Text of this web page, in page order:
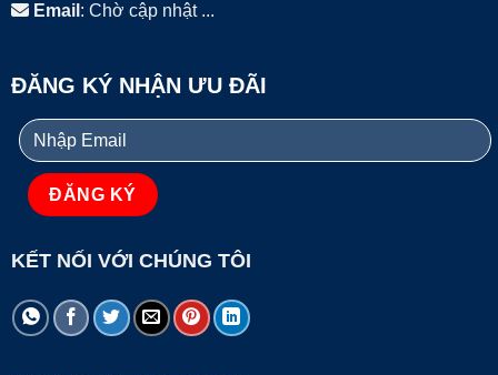
Email : Chờ cập nhật ...
ĐĂNG KÝ NHẬN ƯU ĐÃI
KẾT NỐI VỚI CHÚNG TÔI